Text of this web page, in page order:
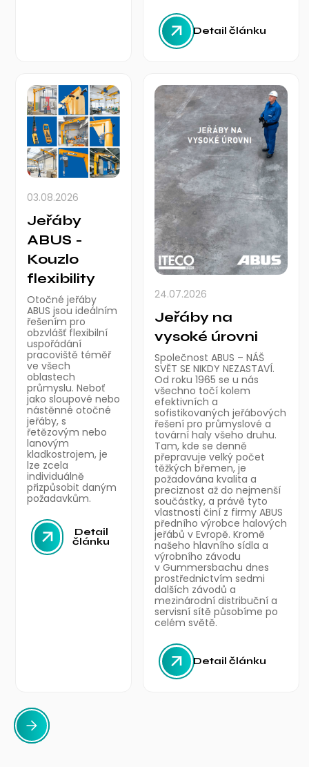
Detail článku
03.08.2026
Jeřáby
ABUS -
Kouzlo
flexibility
Otočné jeřáby
ABUS jsou ideálním
řešením pro
obzvlášť flexibilní
uspořádání
pracoviště téměř
ve všech
oblastech
průmyslu. Neboť
jako sloupové nebo
nástěnné otočné
jeřáby, s
řetězovým nebo
lanovým
kladkostrojem, je
lze zcela
individuálně
přizpůsobit daným
požadavkům.
Detail
článku
24.07.2026
Jeřáby na
vysoké úrovni
Společnost ABUS – NÁŠ
SVĚT SE NIKDY NEZASTAVÍ.
Od roku 1965 se u nás
všechno točí kolem
efektivních a
sofistikovaných jeřábových
řešení pro průmyslové a
tovární haly všeho druhu.
Tam, kde se denně
přepravuje velký počet
těžkých břemen, je
požadována kvalita a
preciznost až do nejmenší
součástky, a právě tyto
vlastnosti činí z firmy ABUS
předního výrobce halových
jeřábů v Evropě. Kromě
našeho hlavního sídla a
výrobního závodu
v Gummersbachu dnes
prostřednictvím sedmi
dalších závodů a
mezinárodní distribuční a
servisní sítě působíme po
celém světě.
Detail článku